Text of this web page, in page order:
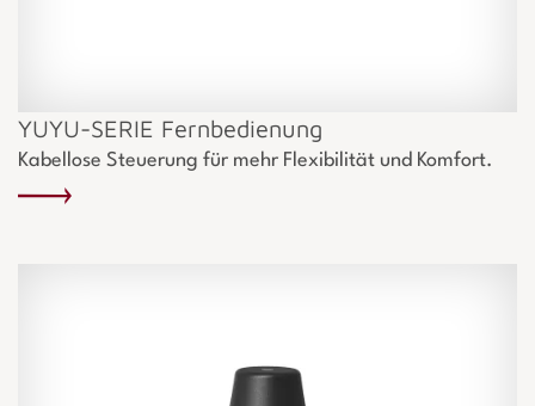
YUYU-SERIE Fernbedienung
Kabellose Steuerung für mehr Flexibilität und Komfort.